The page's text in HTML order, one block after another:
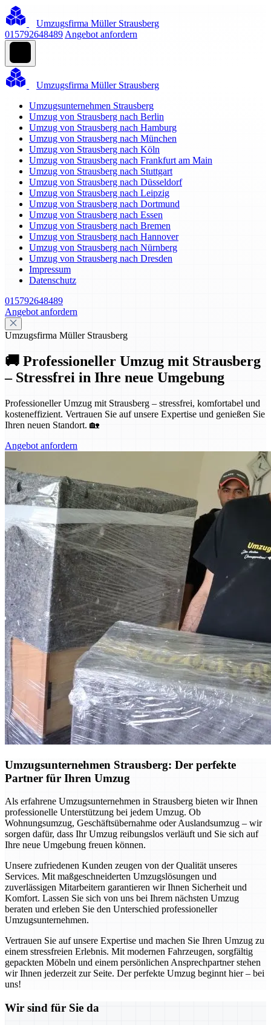
Umzugsfirma Müller Strausberg
015792648489 Angebot anfordern
Umzugsfirma Müller Strausberg
Umzugsunternehmen Strausberg
Umzug von Strausberg nach Berlin
Umzug von Strausberg nach Hamburg
Umzug von Strausberg nach München
Umzug von Strausberg nach Köln
Umzug von Strausberg nach Frankfurt am Main
Umzug von Strausberg nach Stuttgart
Umzug von Strausberg nach Düsseldorf
Umzug von Strausberg nach Leipzig
Umzug von Strausberg nach Dortmund
Umzug von Strausberg nach Essen
Umzug von Strausberg nach Bremen
Umzug von Strausberg nach Hannover
Umzug von Strausberg nach Nürnberg
Umzug von Strausberg nach Dresden
Impressum
Datenschutz
015792648489
Angebot anfordern
Umzugsfirma Müller Strausberg
🚚 Professioneller Umzug mit Strausberg
– Stressfrei in Ihre neue Umgebung
Professioneller Umzug mit Strausberg – stressfrei, komfortabel und
kosteneffizient. Vertrauen Sie auf unsere Expertise und genießen Sie
Ihren neuen Standort. 🏡
Angebot anfordern
Umzugsunternehmen Strausberg: Der perfekte
Partner für Ihren Umzug
Als erfahrene Umzugsunternehmen in Strausberg bieten wir Ihnen
professionelle Unterstützung bei jedem Umzug. Ob
Wohnungsumzug, Geschäftsübernahme oder Auslandsumzug – wir
sorgen dafür, dass Ihr Umzug reibungslos verläuft und Sie sich auf
Ihre neue Umgebung freuen können.
Unsere zufriedenen Kunden zeugen von der Qualität unseres
Services. Mit maßgeschneiderten Umzugslösungen und
zuverlässigen Mitarbeitern garantieren wir Ihnen Sicherheit und
Komfort. Lassen Sie sich von uns bei Ihrem nächsten Umzug
beraten und erleben Sie den Unterschied professioneller
Umzugsunternehmen.
Vertrauen Sie auf unsere Expertise und machen Sie Ihren Umzug zu
einem stressfreien Erlebnis. Mit modernen Fahrzeugen, sorgfältig
gepackten Möbeln und einem persönlichen Ansprechpartner stehen
wir Ihnen jederzeit zur Seite. Der perfekte Umzug beginnt hier – bei
uns!
Wir sind für Sie da